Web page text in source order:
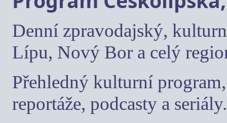
Denní zpravodajský,
Lípu, Nový Bor a celý
Přehledný kulturní
reportáže, podcasty a seriály.